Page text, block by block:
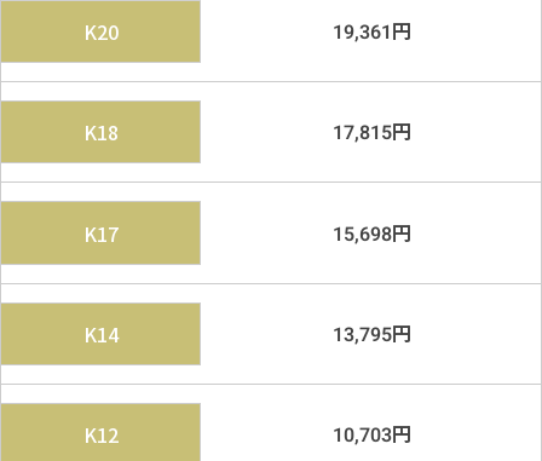
K20 19,361円
K18 17,815円
K17 15,698円
K14 13,795円
K12 10,703円